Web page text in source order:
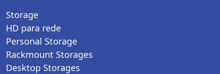
Storage
HD para rede
Personal Storage
Rackmount Storages
Desktop Storages